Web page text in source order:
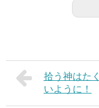
拾う神はた
いように！